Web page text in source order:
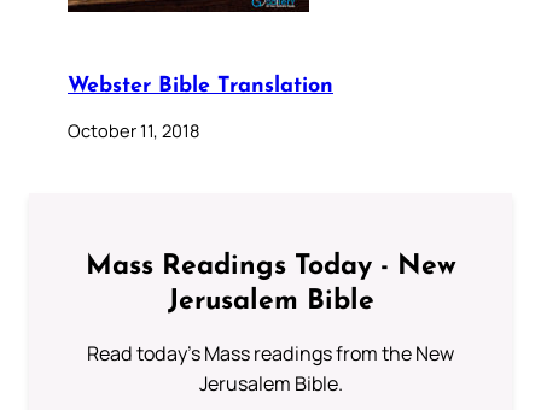
Webster Bible Translation
October 11, 2018
Mass Readings Today - New
Jerusalem Bible
Read today's Mass readings from the New
Jerusalem Bible.